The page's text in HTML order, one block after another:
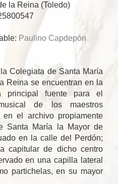
la Reina (Toledo)
Paulino Capdepón
Colegiata de Santa María
Reina se encuentran en la
principal fuente para el
de los maestros
el archivo propiamente
Santa María la Mayor de
en la calle del Perdón;
capitular de dicho centro
en una capilla lateral
partichelas, en su mayor